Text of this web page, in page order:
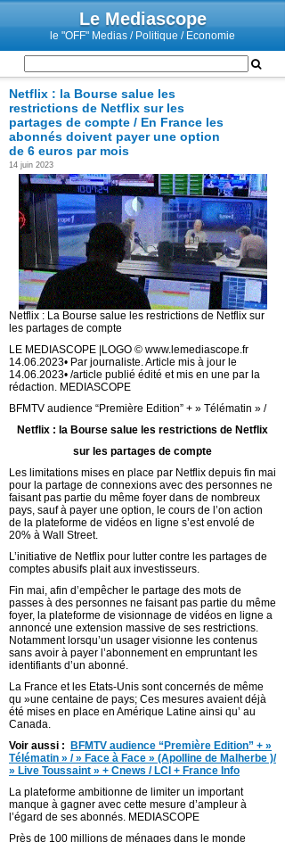
Le Mediascope
le "OFF" Medias / Politique / Economie
Netflix : la Bourse salue les
restrictions de Netflix sur les
partages de compte / En France les
abonnés doivent payer une option
de 6 euros par mois
14 juin 2023
Netflix : La Bourse salue les restrictions de Netflix sur
les partages de compte
LE MEDIASCOPE |LOGO © www.lemediascope.fr
14.06.2023• Par journaliste. Article mis à jour le
14.06.2023• /article publié édité et mis en une par la
rédaction. MEDIASCOPE
BFMTV audience “Première Edition” + » Télématin » /
Netflix : la Bourse salue les restrictions de Netflix
sur les partages de compte
Les limitations mises en place par Netflix depuis fin mai
pour la partage de connexions avec des personnes ne
faisant pas partie du même foyer dans de nombreux
pays, sauf à payer une option, le cours de l’on action
de la plateforme de vidéos en ligne s’est envolé de
20% à Wall Street.
L’initiative de Netflix pour lutter contre les partages de
comptes abusifs plait aux investisseurs.
Fin mai, afin d’empêcher le partage des mots de
passes à des personnes ne faisant pas partie du même
foyer, la plateforme de visionnage de vidéos en ligne a
annoncé une extension massive de ses restrictions.
Notamment lorsqu’un usager visionne les contenus
sans avoir à payer l’abonnement en empruntant les
identifiants d’un abonné.
La France et les Etats-Unis sont concernés de même
qu »une centaine de pays; Ces mesures avaient déjà
été mises en place en Amérique Latine ainsi qu’ au
Canada.
Voir aussi : BFMTV audience “Première Edition” + »
Télématin » / » Face à Face » (Apolline de Malherbe )/
» Live Toussaint » + Cnews / LCI + France Info
La plateforme ambitionne de limiter un important
manque à gagner avec cette mesure d’ampleur à
l’égard de ses abonnés. MEDIASCOPE
Près de 100 millions de ménages dans le monde